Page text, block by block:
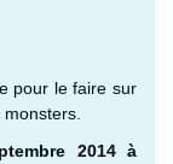
pour le faire sur
2014 à